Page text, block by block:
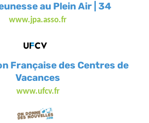
au Plein Air | 34
www.jpa.asso.fr
Française des Centres de
Vacances
www.ufcv.fr